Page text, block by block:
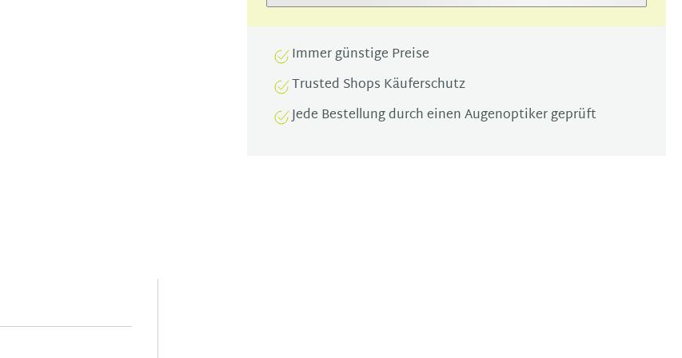
Immer günstige Preise
Trusted Shops Käuferschutz
Jede Bestellung durch einen Augenoptiker geprüft